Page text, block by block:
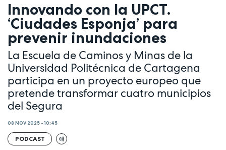
Innovando con la UPCT.
‘Ciudades Esponja’ para
prevenir inundaciones
La Escuela de Caminos y Minas de la
Universidad Politécnica de Cartagena
participa en un proyecto europeo que
pretende transformar cuatro municipios
del Segura
08 NOV 2025 - 10:45
PODCAST